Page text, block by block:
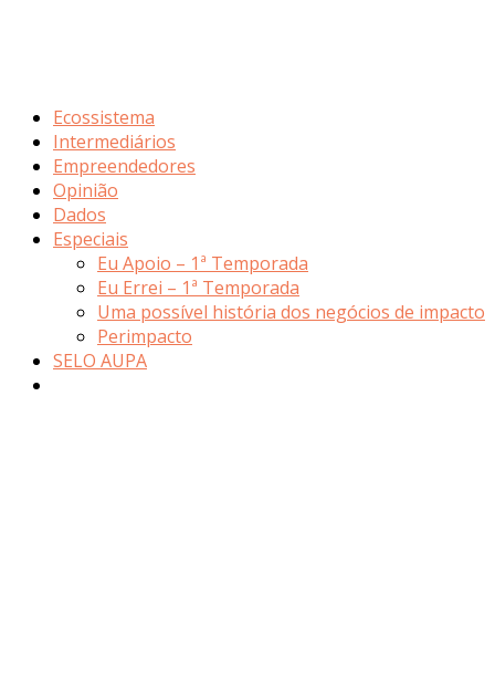
Ecossistema
Intermediários
Empreendedores
Opinião
Dados
Especiais
Eu Apoio – 1ª Temporada
Eu Errei – 1ª Temporada
Uma possível história dos negócios de impacto
Perimpacto
SELO AUPA